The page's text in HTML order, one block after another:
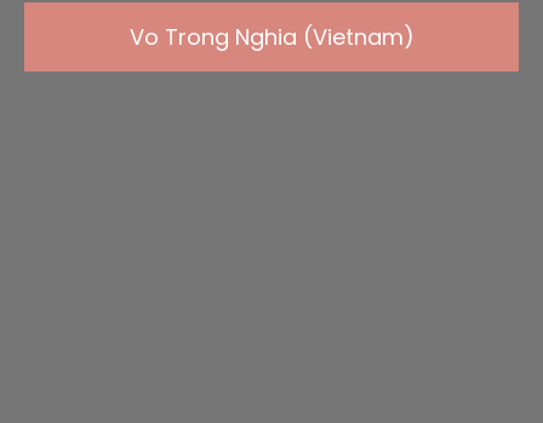
Vo Trong Nghia (Vietnam)